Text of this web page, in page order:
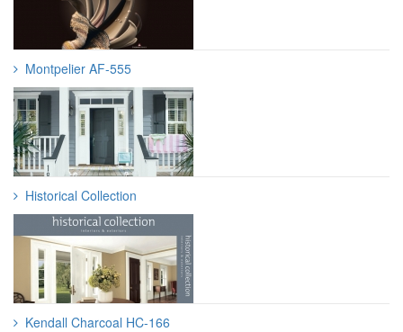
Montpelier AF-555
Historical Collection
Kendall Charcoal HC-166